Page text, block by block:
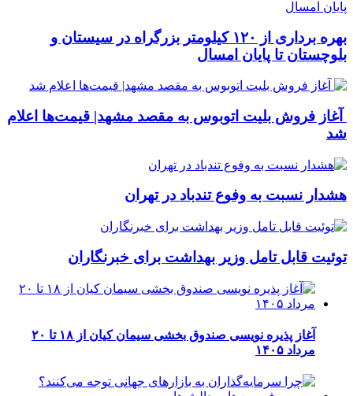
بهره برداری از ۱۲۰ کیلومتر بزرگراه در سیستان و
بلوچستان تا پایان امسال
آغاز فروش بلیت اتوبوس به مقصد مشهد| قیمت‌ها اعلام
شد
هشدار نسبت به وفوع تندباد در تهران
توئیت قابل تامل وزیر بهداشت برای خبرنگاران
آغاز پذیره نویسی صندوق بخشی سیمان کیان از ۱۸ تا ۲۰
مرداد ۱۴۰۵